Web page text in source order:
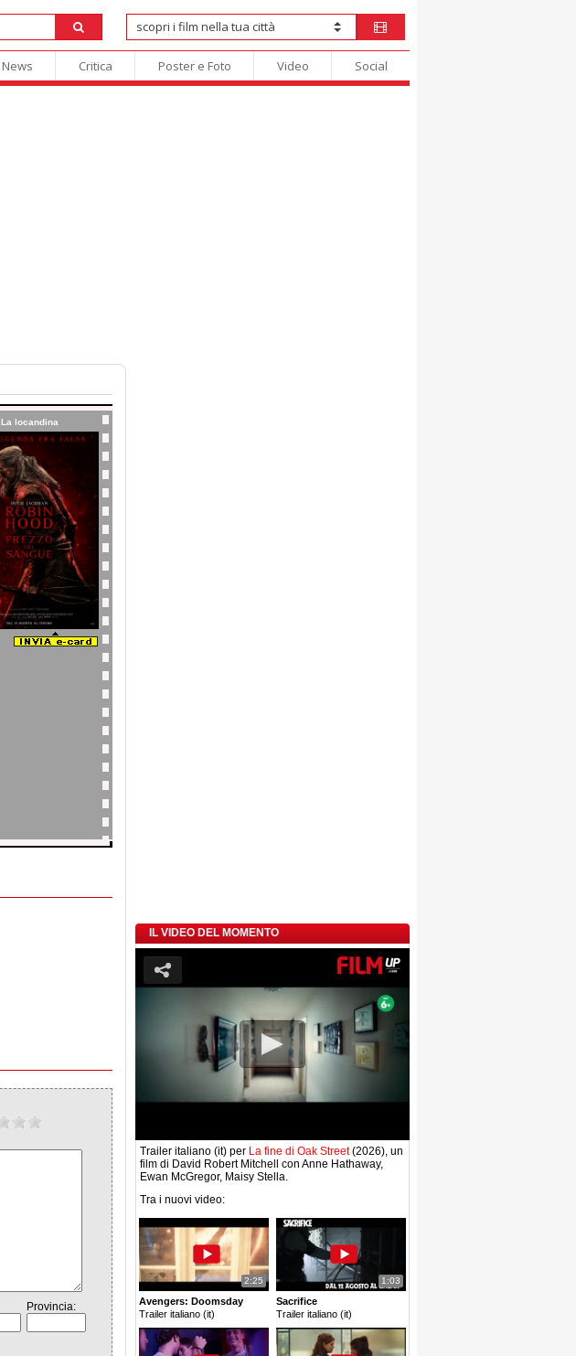
News Critica Poster e Foto Video Social
La locandina
Provincia:
IL VIDEO DEL MOMENTO
Trailer italiano (it) per La fine di Oak Street(2026), un
film di David Robert Mitchell con Anne Hathaway,
Ewan McGregor, Maisy Stella.
Tra i nuovi video:
2:25
Avengers: Doomsday
Trailer italiano (it)
1:03
Sacrifice
Trailer italiano (it)